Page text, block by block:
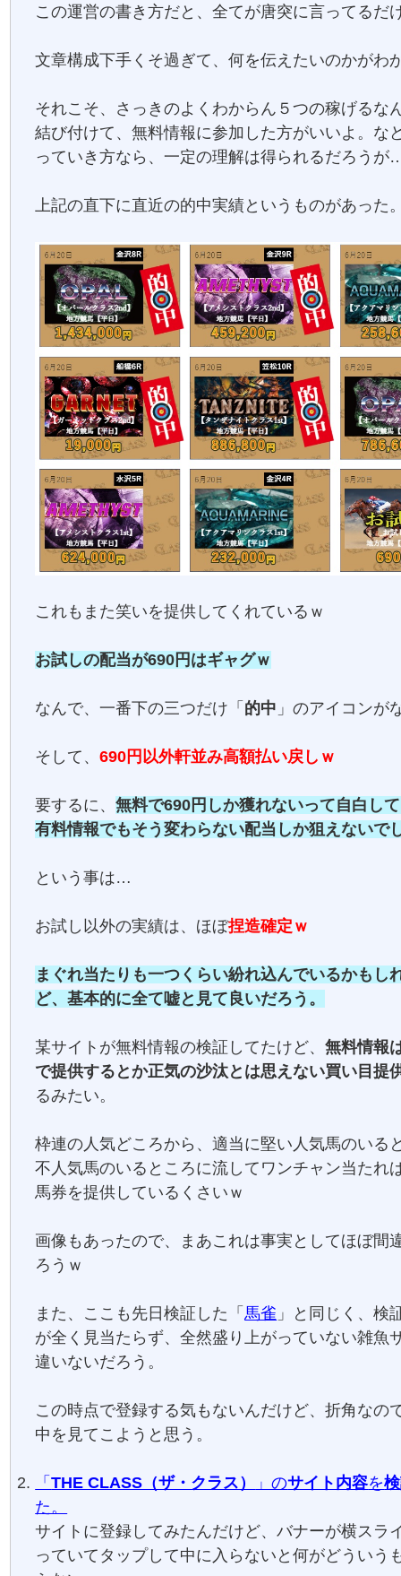
この運営の書き方だと、全てが唐突に言ってるだ
文章構成下手くそ過ぎて、何を伝えたいのかがわ
それこそ、さっきのよくわからん５つの稼げるな
結び付けて、無料情報に参加した方がいいよ。な
っていき方なら、一定の理解は得られるだろうが
上記の直下に直近の的中実績というものがあった
これもまた笑いを提供してくれているｗ
お試しの配当が690円はギャグｗ
なんで、一番下の三つだけ「 的中 」のアイコンが
そして、690円以外軒並み高額払い戻しｗ
要するに、無料で690円しか獲れないって自白し
有料情報でもそう変わらない配当しか狙えないで
という事は…
お試し以外の実績は、ほぼ捏造確定ｗ
まぐれ当たりも一つくらい紛れ込んでいるかもし
ど、基本的に全て嘘と見て良いだろう。
某サイトが無料情報の検証してたけど、無料情報
で提供するとか正気の沙汰とは思えない買い目提
るみたい。
枠連の人気どころから、適当に堅い人気馬のいる
不人気馬のいるところに流してワンチャン当たれ
馬券を提供しているくさいｗ
画像もあったので、まあこれは事実としてほぼ間
ろうｗ
また、ここも先日検証した「馬雀 」と同じく、検
が全く見当たらず、全然盛り上がっていない雑魚
違いないだろう。
この時点で登録する気もないんだけど、折角なの
中を見てこようと思う。
「THE CLASS（ザ・クラス） 」のサイト内容を
た。
サイトに登録してみたんだけど、バナーが横スラ
っていてタップして中に入らないと何がどういう